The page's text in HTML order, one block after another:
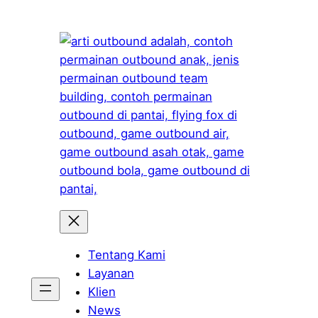
Tentang Kami
Layanan
Klien
News